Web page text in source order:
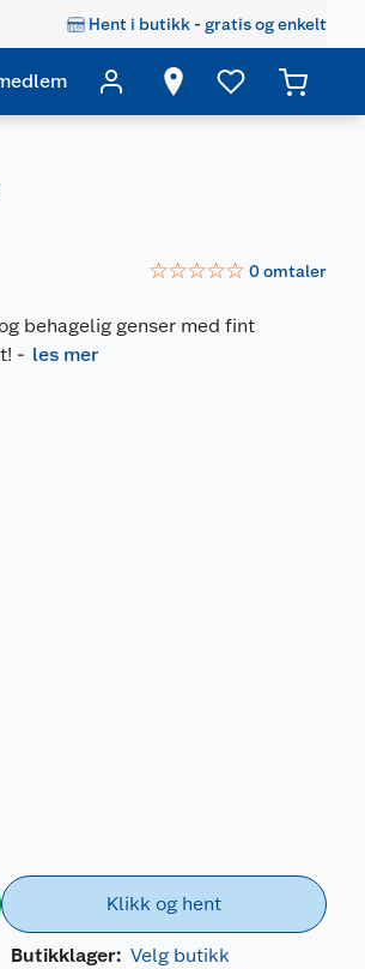
Hent i butikk - gratis og enkelt
☆☆☆☆☆ 0omtaler
behagelig genser med fint
- les mer
Klikk og hent
Butikklager: Velg butikk